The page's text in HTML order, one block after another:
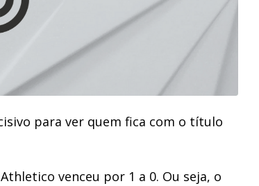
para ver quem fica com o título
venceu por 1 a 0. Ou seja, o